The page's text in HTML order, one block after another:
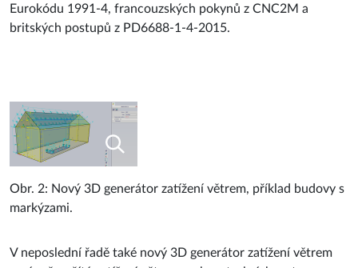
Eurokódu 1991-4, francouzských pokynů z CNC2M a
britských postupů z PD6688-1-4-2015.
Obr. 2: Nový 3D generátor zatížení větrem, příklad budovy s
markýzami.
V neposlední řadě také nový 3D generátor zatížení větrem